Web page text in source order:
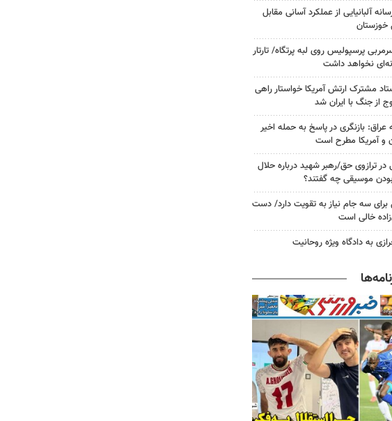
آلبانیایی از عملکرد آسانی مقابل
خوزستان
پرسپولیس روی لبه پرتگاه/ تارتار
نخواهد داشت
مشترک ارتش آمریکا خواستار راهی
از جنگ با ایران شد
عراق: بازنگری در پاسخ به حمله اخیر
و آمریکا مطرح است
ترازوی حق/رهبر شهید درباره حلال
موسیقی چه گفتند؟
برای سه جام نیاز به تقویت دارد/ دست
خالی است
به دادگاه ویژه روحانیت